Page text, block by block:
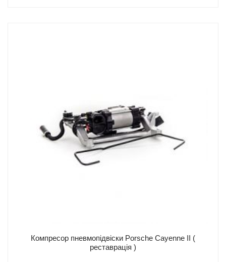
Компресор пневмопідвіски Porsche Cayenne II (
реставрація )
Поштовий індекс 79015
Графік роботи пн-пт 9.00-18.00